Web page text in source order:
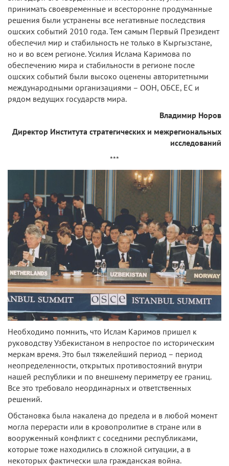
принимать своевременные и всесторонне продуманные
решения были устранены все негативные последствия
ошских событий 2010 года. Тем самым Первый Президент
обеспечил мир и стабильность не только в Кыргызстане,
но и во всем регионе. Усилия Ислама Каримова по
обеспечению мира и стабильности в регионе после
ошских событий были высоко оценены авторитетными
международными организациями – ООН, ОБСЕ, ЕС и
рядом ведущих государств мира.
Владимир Норов
Директор Института стратегических и межрегиональных
исследований
***
Необходимо помнить, что Ислам Каримов пришел к
руководству Узбекистаном в непростое по историческим
меркам время. Это был тяжелейший период – период
неопределенности, открытых противостояний внутри
нашей республики и по внешнему периметру ее границ.
Все это требовало неординарных и ответственных
решений.
Обстановка была накалена до предела и в любой момент
могла перерасти или в кровопролитие в стране или в
вооруженный конфликт с соседними республиками,
которые тоже находились в сложной ситуации, а в
некоторых фактически шла гражданская война.